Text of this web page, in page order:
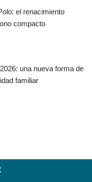
el renacimiento
compacto
una nueva forma de
familiar